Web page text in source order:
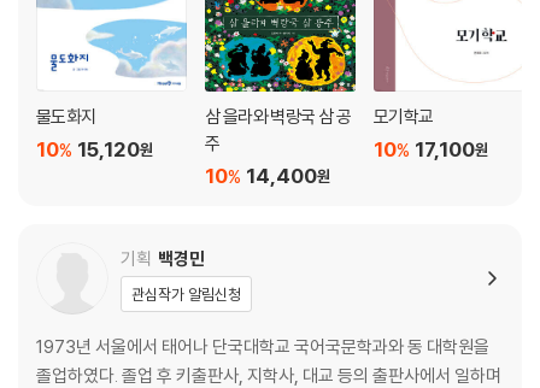
물도화지
15,120원
10%
삼 을라와 벽랑국 삼 공
주
14,400원
10%
모기학교
17,100원
10%
기획 백경민
관심작가 알림신청
1973년 서울에서 태어나 단국대학교 국어국문학과와 동 대학원을
졸업하였다. 졸업 후 키출판사, 지학사, 대교 등의 출판사에서 일하며